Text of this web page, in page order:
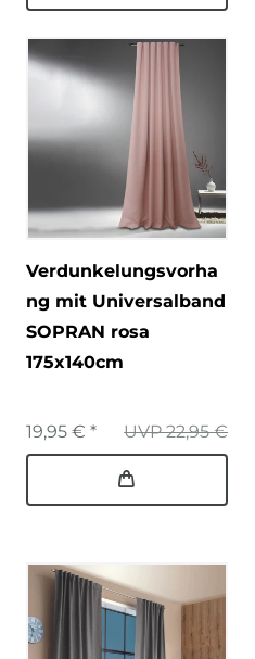
Verdunkelungsvorha
ng mit Universalband
SOPRAN rosa
175x140cm
UVP 22,95 €
19,95 € *